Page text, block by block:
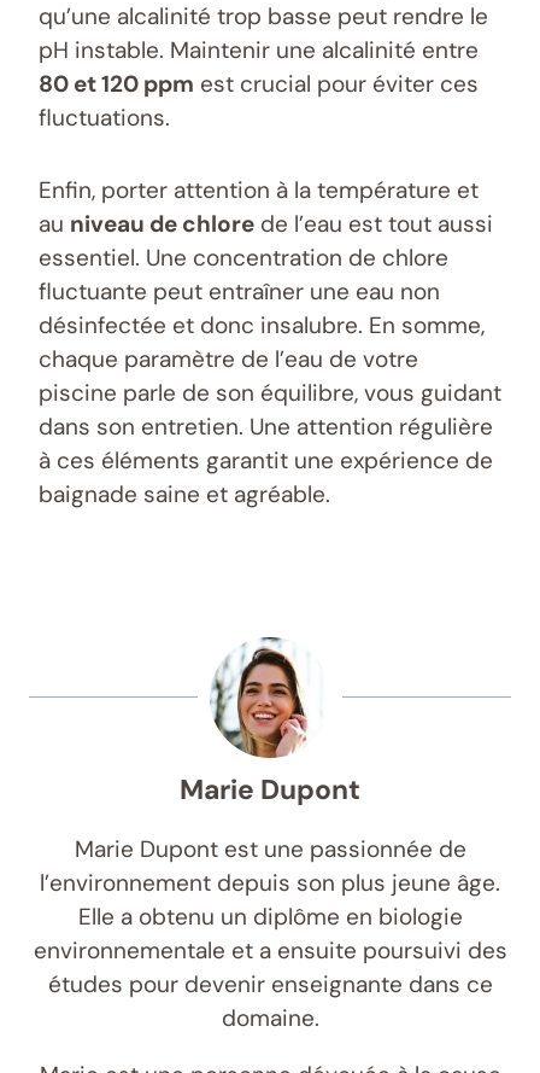
qu’une alcalinité trop basse peut rendre le
pH instable. Maintenir une alcalinité entre
80 et 120 ppm est crucial pour éviter ces
fluctuations.
Enfin, porter attention à la température et
au niveau de chlore de l’eau est tout aussi
essentiel. Une concentration de chlore
fluctuante peut entraîner une eau non
désinfectée et donc insalubre. En somme,
chaque paramètre de l’eau de votre
piscine parle de son équilibre, vous guidant
dans son entretien. Une attention régulière
à ces éléments garantit une expérience de
baignade saine et agréable.
Marie Dupont
Marie Dupont est une passionnée de
l’environnement depuis son plus jeune âge.
Elle a obtenu un diplôme en biologie
environnementale et a ensuite poursuivi des
études pour devenir enseignante dans ce
domaine.